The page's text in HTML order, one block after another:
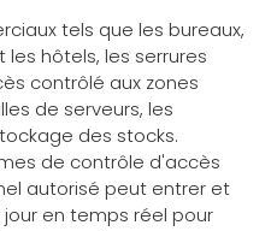
tels que les bureaux,
hôtels, les serrures
contrôlé aux zones
de serveurs, les
des stocks.
de contrôle d'accès
autorisé peut entrer et
en temps réel pour